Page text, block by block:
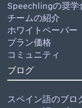
Speechlingの奨学
チームの紹介
ホワイトペーパー
プラン価格
コミュニティ
ブログ
スペイン語のブロ